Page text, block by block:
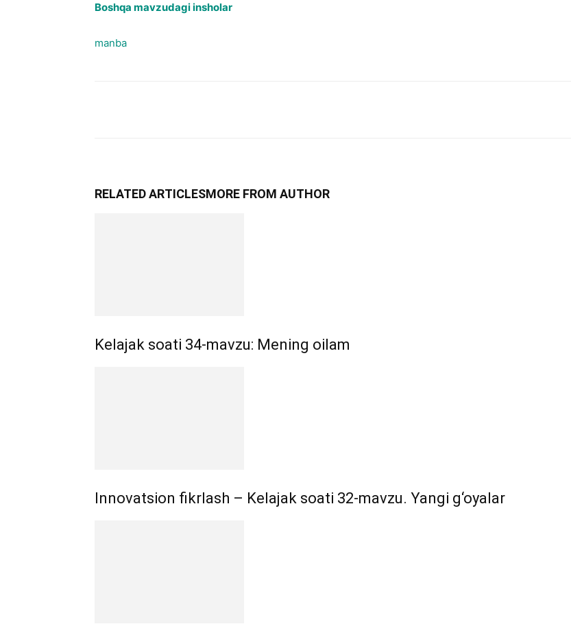
Boshqa mavzudagi insholar
manba
RELATED ARTICLESMORE FROM AUTHOR
Kelajak soati 34-mavzu: Mening oilam
Innovatsion fikrlash – Kelajak soati 32-mavzu. Yangi g‘oyalar